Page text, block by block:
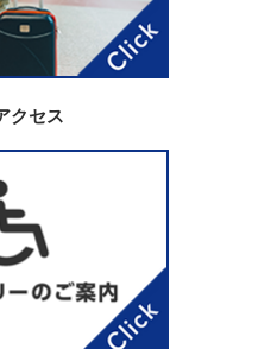
クセス